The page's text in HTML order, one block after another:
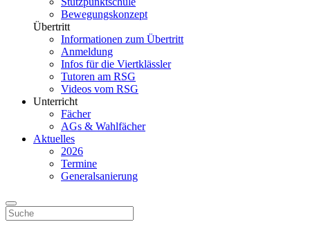
Bewegungskonzept
Übertritt
Informationen zum Übertritt
Anmeldung
Infos für die Viertklässler
Tutoren am RSG
Videos vom RSG
Unterricht
Fächer
AGs & Wahlfächer
Aktuelles
2026
Termine
Generalsanierung